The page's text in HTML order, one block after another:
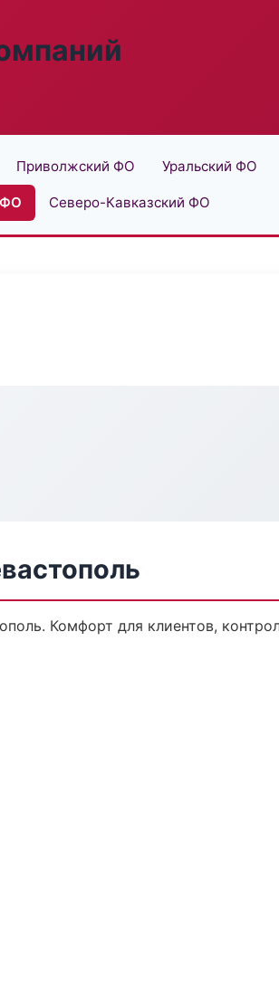
Приволжский ФО Уральский ФО
Северо-Кавказский ФО
Комфорт для клиентов,